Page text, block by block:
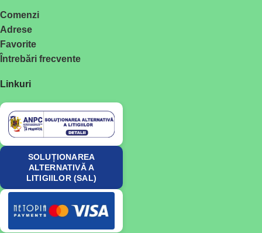
Comenzi
Adrese
Favorite
Întrebări frecvente
Linkuri
SOLUȚIONAREA
ALTERNATIVĂ A
LITIGIILOR (SAL)